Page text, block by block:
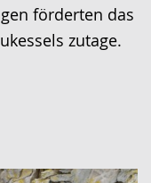
förderten das
zutage.